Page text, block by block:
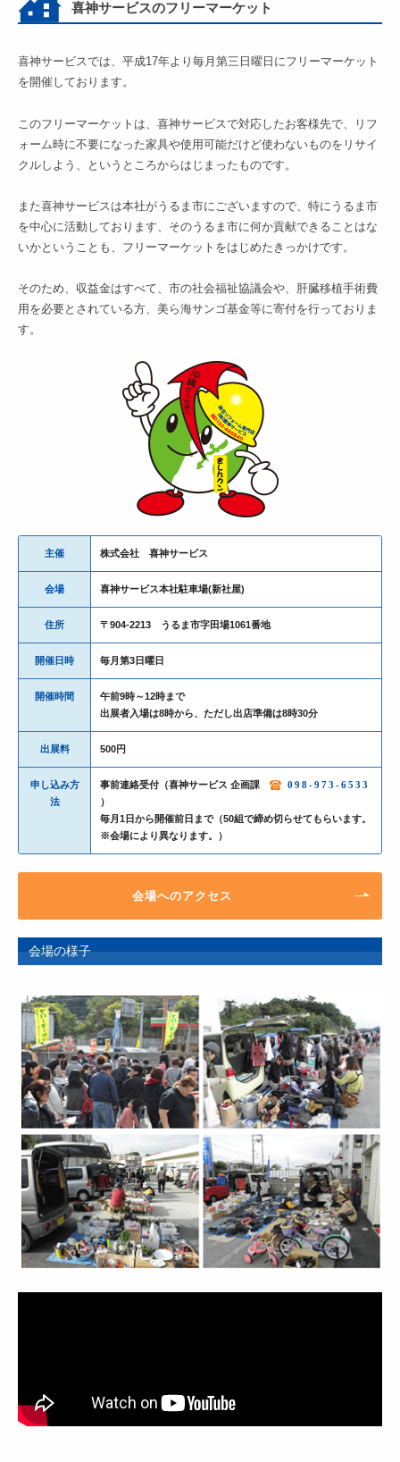
喜神サービスのフリーマーケット
喜神サービスでは、平成17年より毎月第三日曜日にフリーマーケット
を開催しております。
このフリーマーケットは、喜神サービスで対応したお客様先で、リフ
ォーム時に不要になった家具や使用可能だけど使わないものをリサイ
クルしよう、というところからはじまったものです。
また喜神サービスは本社がうるま市にございますので、特にうるま市
を中心に活動しております、そのうるま市に何か貢献できることはな
いかということも、フリーマーケットをはじめたきっかけです。
そのため、収益金はすべて、市の社会福祉協議会や、肝臓移植手術費
用を必要とされている方、美ら海サンゴ基金等に寄付を行っておりま
す。
主催 株式会社 喜神サービス
会場 喜神サービス本社駐車場(新社屋)
住所 〒904-2213 うるま市字田場1061番地
開催日時 毎月第3日曜日
開催時間
午前9時～12時まで
出展者入場は8時から、ただし出店準備は8時30分
出展料 500円
申し込み方
法
事前連絡受付（喜神サービス 企画課
098-973-6533
）
毎月1日から開催前日まで（50組で締め切らせてもらいます。
※会場により異なります。）
会場へのアクセス
会場の様子